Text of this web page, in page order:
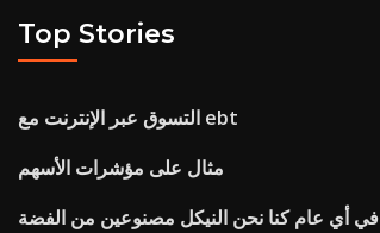
Top Stories
التسوق عبر الإنترنت مع ebt
مثال على مؤشرات الأسهم
في أي عام كنا نحن النيكل مصنوعين من الفضة